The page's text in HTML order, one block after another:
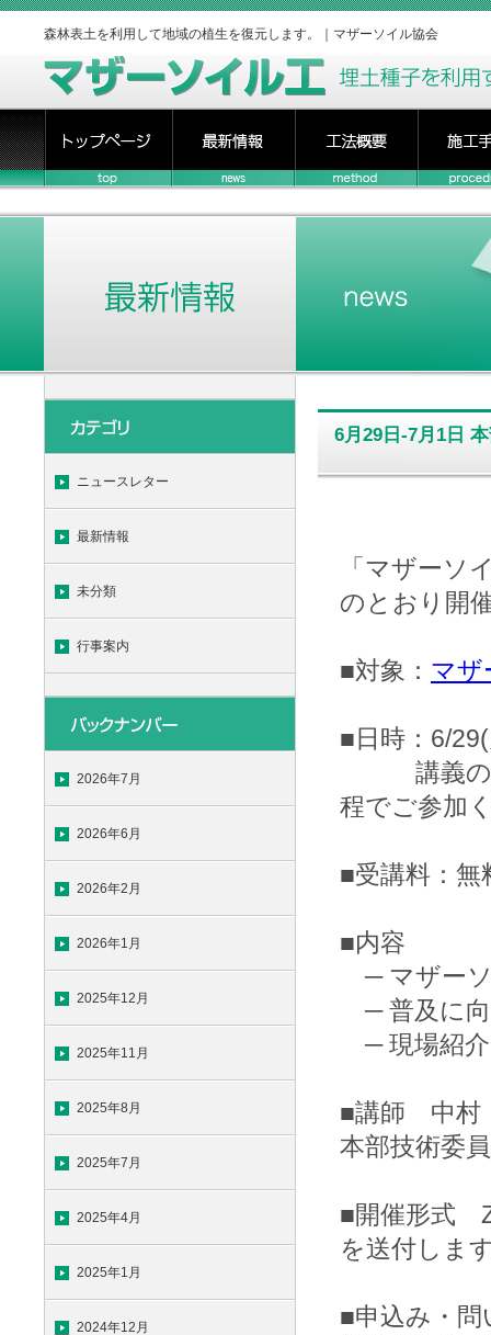
森林表土を利用して地域の植生を復元します。｜マザーソイル協会
ニュースレター
最新情報
未分類
行事案内
2026年7月
2026年6月
2026年2月
2026年1月
2025年12月
2025年11月
2025年8月
2025年7月
2025年4月
2025年1月
2024年12月
6月29日-7月1日
「マザーソ
のとおり開
■対象： マザ
■日時：6/
講義の内
程でご参加
■受講料：無
■内容
─ マザーソ
─ 普及に
─ 現場紹介
■講師 中村
本部技術委
■開催形式
を送付しま
■申込み・問